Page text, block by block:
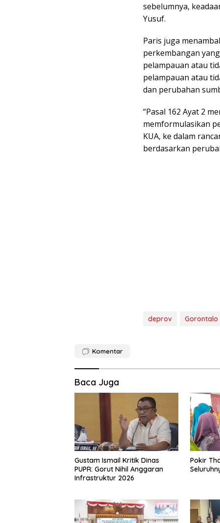
sebelumnya,
Yusuf.
Paris juga
perkembangan
pelampauan atau
pelampauan atau
dan perubahan
“Pasal 162 Ayat 2
memformulasikan
KUA, ke dalam
berdasarkan
deprov Gorontalo
Komentar
Baca Juga
Gustam Ismail Kritik Dinas
PUPR: Gorut Nihil Anggaran
Infrastruktur 2026
Pokir